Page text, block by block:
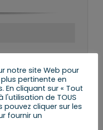
notre site Web pour
pertinente en
En cliquant sur « Tout
l'utilisation de TOUS
pouvez cliquer sur les
fournir un